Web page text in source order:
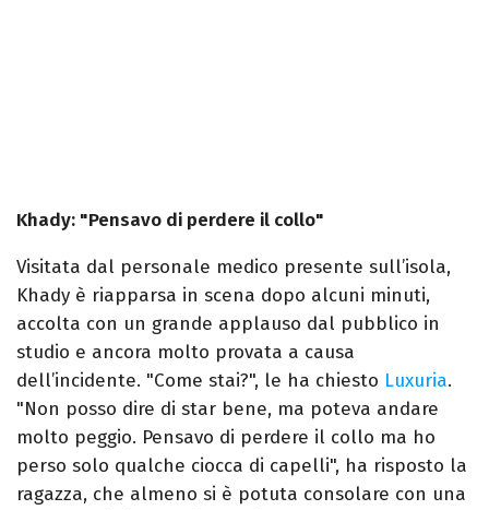
Khady: "Pensavo di perdere il collo"
Visitata dal personale medico presente sull’isola,
Khady è riapparsa in scena dopo alcuni minuti,
accolta con un grande applauso dal pubblico in
studio e ancora molto provata a causa
dell’incidente. "Come stai?", le ha chiesto Luxuria.
"Non posso dire di star bene, ma poteva andare
molto peggio. Pensavo di perdere il collo ma ho
perso solo qualche ciocca di capelli", ha risposto la
ragazza, che almeno si è potuta consolare con una